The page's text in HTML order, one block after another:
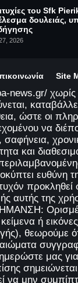
του Sfk
δουλειάς,
2026
Site
news.gr/ χωρίς
ώστε οι
να
σαφήνεια,
και
ευθύνη
αυτής της
ή
θεωρούμε
μας
σημειώνεται
να μην